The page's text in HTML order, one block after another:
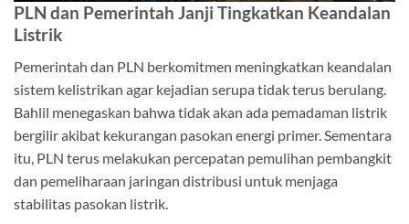
PLN dan Pemerintah Janji Tingkatkan Keandalan
Listrik
Pemerintah dan PLN berkomitmen meningkatkan keandalan
sistem kelistrikan agar kejadian serupa tidak terus berulang.
Bahlil menegaskan bahwa tidak akan ada pemadaman listrik
bergilir akibat kekurangan pasokan energi primer. Sementara
itu, PLN terus melakukan percepatan pemulihan pembangkit
dan pemeliharaan jaringan distribusi untuk menjaga
stabilitas pasokan listrik.